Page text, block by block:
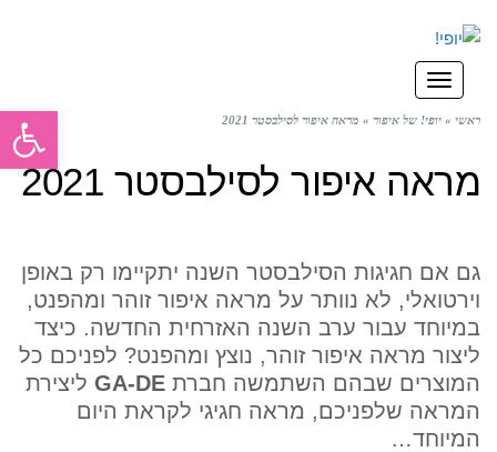
תפריט
ראשי » יופי! של איפור » מראה איפור לסילבסטר 2021
מראה איפור לסילבסטר 2021
גם אם חגיגות הסילבסטר השנה יתקיימו רק באופן
וירטואלי, לא נוותר על מראה איפור זוהר ומהפנט,
במיוחד עבור ערב השנה האזרחית החדשה. כיצד
ליצור מראה איפור זוהר, נוצץ ומהפנט? לפניכם כל
המוצרים שבהם השתמשה חברת GA-DE ליצירת
המראה שלפניכם, מראה חגיגי לקראת היום
המיוחד…
פתח